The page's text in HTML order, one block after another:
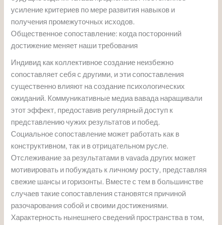
усиление критериев по мере развития навыков и
получения промежуточных исходов.
Общественное сопоставление: когда посторонний
достижение меняет наши требования
Индивид как коллективное создание неизбежно
сопоставляет себя с другими, и эти сопоставления
существенно влияют на создание психологических
ожиданий. Коммуникативные медиа вавада наращивали
этот эффект, предоставив регулярный доступ к
представлению чужих результатов и побед.
Социальное сопоставление может работать как в
конструктивном, так и в отрицательном русле.
Отслеживание за результатами в vavada других может
мотивировать и побуждать к личному росту, представляя
свежие шансы и горизонты. Вместе с тем в большинстве
случаев такие сопоставления становятся причиной
разочарования собой и своими достижениями.
Характерность нынешнего сведений пространства в том,